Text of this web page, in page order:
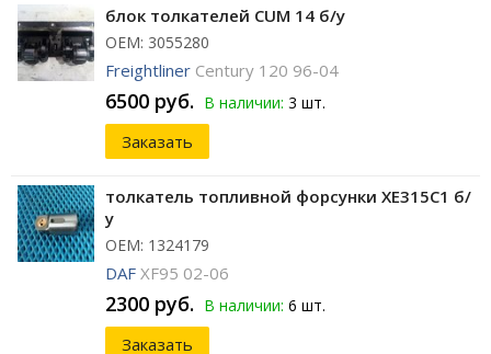
блок толкателей CUM 14 б/у
ОЕМ: 3055280
Freightliner Century 120 96-04
6500 руб. В наличии: 3 шт.
Заказать
толкатель топливной форсунки XE315C1 б/
у
ОЕМ: 1324179
DAF XF95 02-06
2300 руб. В наличии: 6 шт.
Заказать